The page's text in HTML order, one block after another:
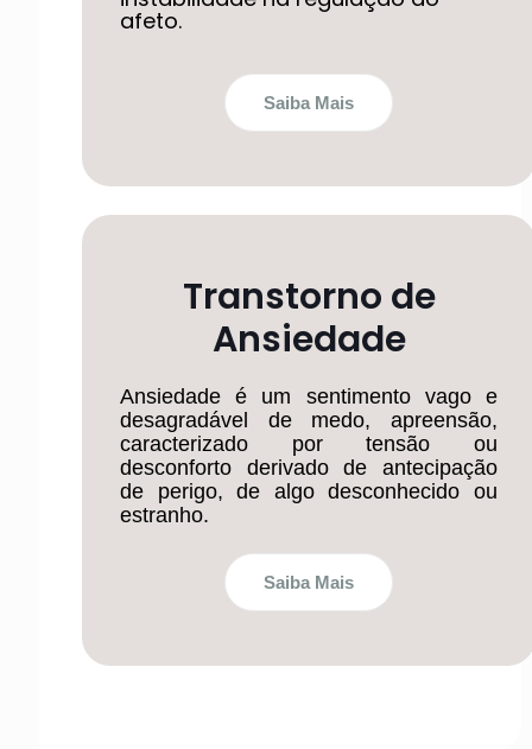
afeto.
Saiba Mais
Transtorno de
Ansiedade
Ansiedade é um sentimento vago e
desagradável de medo, apreensão,
caracterizado por tensão ou
desconforto derivado de antecipação
de perigo, de algo desconhecido ou
estranho.
Saiba Mais